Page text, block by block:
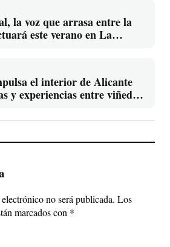
la voz que arrasa entre la
este verano en La
el interior de Alicante
y experiencias entre viñedos
no será publicada. Los
marcados con *